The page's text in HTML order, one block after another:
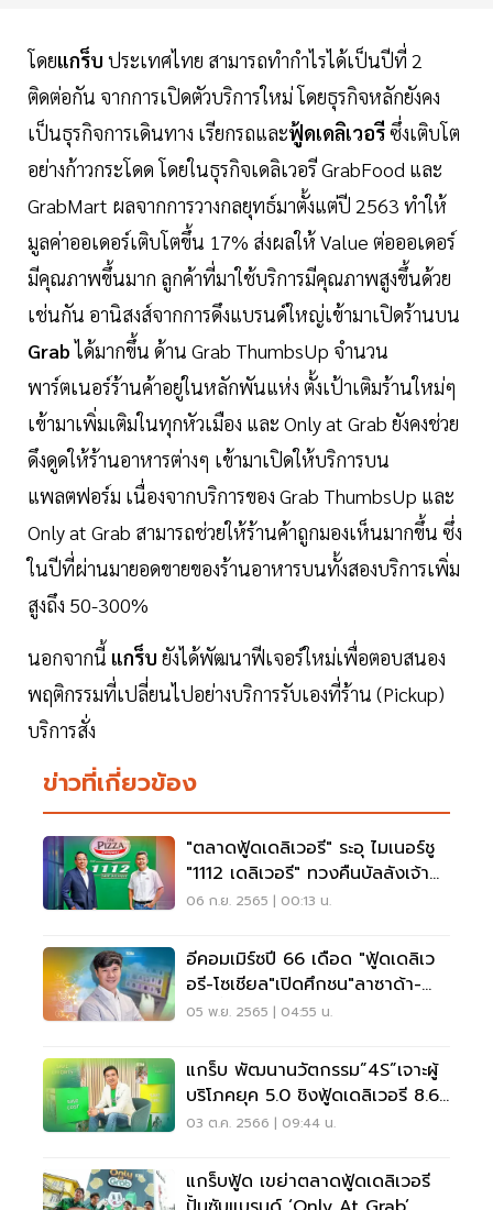
โดยแกร็บ ประเทศไทย สามารถทำกำไรได้เป็นปีที่ 2
ติดต่อกัน จากการเปิดตัวบริการใหม่ โดยธุรกิจหลักยังคง
เป็นธุรกิจการเดินทาง เรียกรถและฟู้ดเดลิเวอรีซึ่งเติบโต
อย่างก้าวกระโดด โดยในธุรกิจเดลิเวอรี GrabFood และ
GrabMart ผลจากการวางกลยุทธ์มาตั้งแต่ปี 2563 ทำให้
มูลค่าออเดอร์เติบโตขึ้น 17% ส่งผลให้ Value ต่อออเดอร์
มีคุณภาพขึ้นมาก ลูกค้าที่มาใช้บริการมีคุณภาพสูงขึ้นด้วย
เช่นกัน อานิสงส์จากการดึงแบรนด์ใหญ่เข้ามาเปิดร้านบน
Grabได้มากขึ้น ด้าน Grab ThumbsUp จำนวน
พาร์ตเนอร์ร้านค้าอยู่ในหลักพันแห่ง ตั้งเป้าเติมร้านใหม่ๆ
เข้ามาเพิ่มเติมในทุกหัวเมือง และ Only at Grab ยังคงช่วย
ดึงดูดให้ร้านอาหารต่างๆ เข้ามาเปิดให้บริการบน
แพลตฟอร์ม เนื่องจากบริการของ Grab ThumbsUp และ
Only at Grab สามารถช่วยให้ร้านค้าถูกมองเห็นมากขึ้น ซึ่ง
ในปีที่ผ่านมายอดขายของร้านอาหารบนทั้งสองบริการเพิ่ม
สูงถึง 50-300%
นอกจากนี้ แกร็บ ยังได้พัฒนาฟีเจอร์ใหม่เพื่อตอบสนอง
พฤติกรรมที่เปลี่ยนไปอย่างบริการรับเองที่ร้าน (Pickup)
บริการสั่ง
ข่าวที่เกี่ยวข้อง
"ตลาดฟู้ดเดลิเวอรี" ระอุ ไมเนอร์ชู
"1112 เดลิเวอรี" ทวงคืนบัลลังเจ้า
ตลาด
06 ก.ย. 2565 | 00:13 น.
อีคอมเมิร์ซปี 66 เดือด "ฟู้ดเดลิเว
อรี-โซเชียล"เปิดศึกชน"ลาซาด้า-
ช้อปปี้"
05 พ.ย. 2565 | 04:55 น.
แกร็บ พัฒนานวัตกรรม”4S”เจาะผู้
บริโภคยุค 5.0 ชิงฟู้ดเดลิเวอรี 8.6
หมื่นล้าน
03 ต.ค. 2566 | 09:44 น.
แกร็บฟู้ด เขย่าตลาดฟู้ดเดลิเวอรี